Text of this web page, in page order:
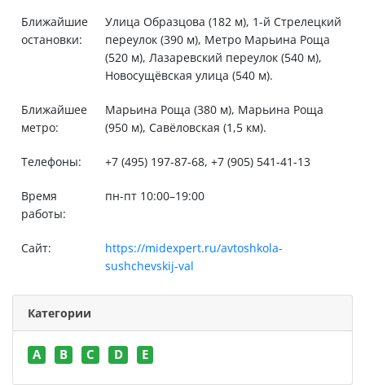
Ближайшие
остановки:
Улица Образцова (182 м), 1-й Стрелецкий
переулок (390 м), Метро Марьина Роща
(520 м), Лазаревский переулок (540 м),
Новосущёвская улица (540 м).
Ближайшее
метро:
Марьина Роща (380 м), Марьина Роща
(950 м), Савёловская (1,5 км).
Телефоны: +7 (495) 197-87-68, +7 (905) 541-41-13
Время
работы:
пн-пт 10:00–19:00
Сайт:
https://midexpert.ru/avtoshkola-
sushchevskij-val
Категории
A B C D E